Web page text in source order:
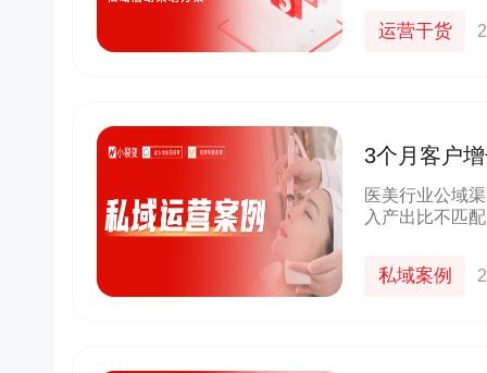
运营干货
3个月客户
机构私域策
医美行业公域
入产出比不匹
私域案例